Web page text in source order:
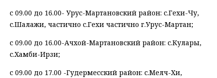
с 09.00 до 16.00- Урус-Мартановский район: с.Гехи-Чу,
с.Шалажи, частично с.Гехи частично г.Урус-Мартан;
с 09.00 до 16.00-Ачхой-Мартановский район: с.Кулары,
с.Хамби-Ирзи;
с 09.00 до 17.00 -Гудермесский район: с.Мелч-Хи,